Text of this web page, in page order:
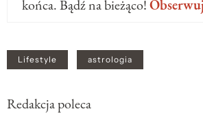
końca. Bądź na bieżąco!
Lifestyle astrologia
Redakcja poleca